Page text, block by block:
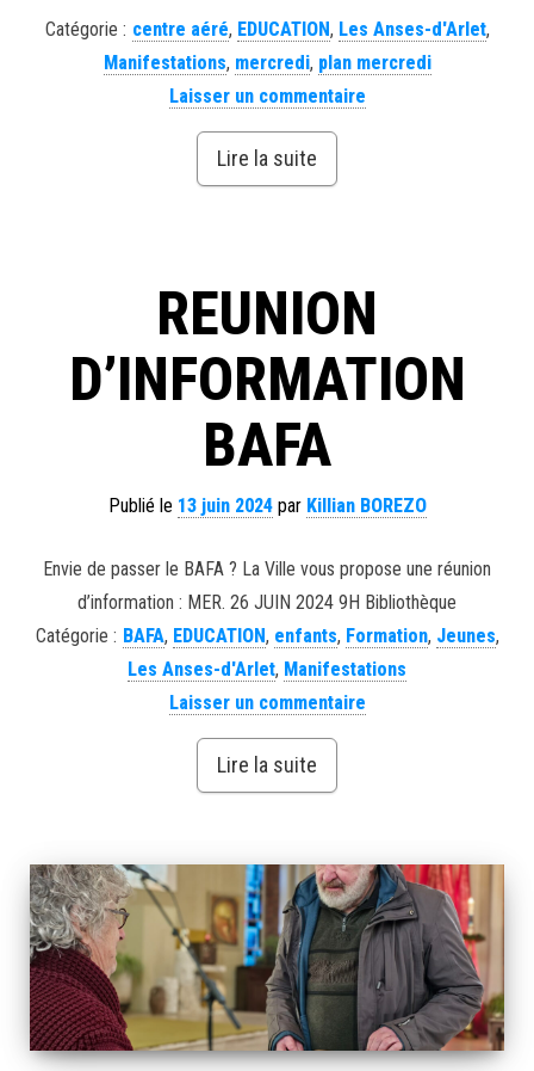
Catégorie : centre aéré, EDUCATION, Les Anses-d'Arlet,
Manifestations, mercredi, plan mercredi
Laisser un commentaire
Lire la suite
REUNION
D’INFORMATION
BAFA
Publié le 13 juin 2024par Killian BOREZO
Envie de passer le BAFA ? La Ville vous propose une réunion
d’information : MER. 26 JUIN 2024 9H Bibliothèque
Catégorie : BAFA, EDUCATION, enfants, Formation, Jeunes,
Les Anses-d'Arlet, Manifestations
Laisser un commentaire
Lire la suite